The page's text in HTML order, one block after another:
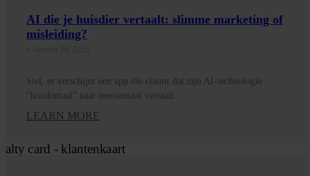
AI die je huisdier vertaalt: slimme marketing of
misleiding?
Stel, er verschijnt een app die claimt dat zijn AI-technologie
“hondentaal” naar mensentaal vertaalt.
LEARN MORE